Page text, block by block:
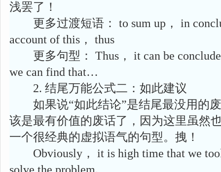
浅罢了！
更多过渡短语： to sum up， in
account of this， thus
更多句型： Thus， it can be
we can find that…
2. 结尾万能公式二：如此建议
如果说“如此结论”是结尾最没用的废
该是最有价值的废话了，因为这里虽然
一个很经典的虚拟语气的句型。拽！
Obviously， it is high time that we took